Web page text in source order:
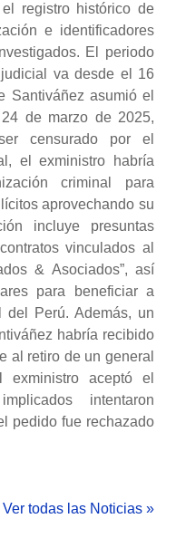
registro histórico de
e identificadores
El periodo
va desde el 16
Santiváñez asumió el
de marzo de 2025,
censurado por el
el exministro habría
criminal para
aprovechando su
incluye presuntas
vinculados al
& Asociados”, así
para beneficiar a
Perú. Además, un
habría recibido
al retiro de un general
exministro aceptó el
intentaron
pedido fue rechazado
Ver todas las Noticias »